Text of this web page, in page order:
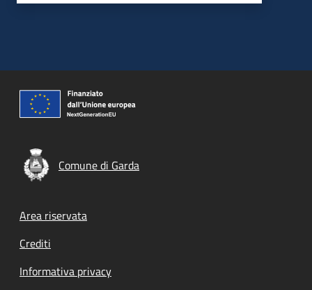
Comune di Garda
Footer menu
Area riservata
Crediti
Informativa privacy